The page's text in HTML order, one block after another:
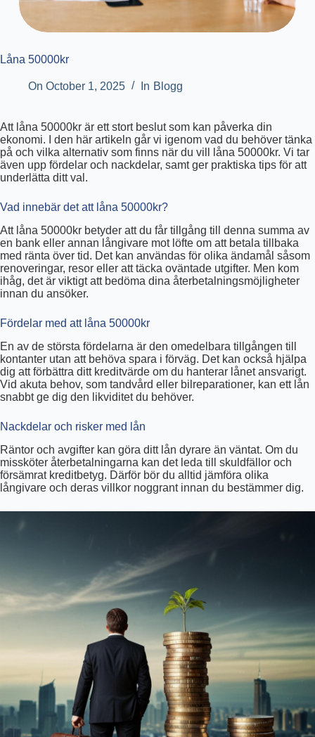
Låna 50000kr
On October 1, 2025 In Blogg
Att låna 50000kr är ett stort beslut som kan påverka din
ekonomi. I den här artikeln går vi igenom vad du behöver tänka
på och vilka alternativ som finns när du vill låna 50000kr. Vi tar
även upp fördelar och nackdelar, samt ger praktiska tips för att
underlätta ditt val.
Vad innebär det att låna 50000kr?
Att låna 50000kr betyder att du får tillgång till denna summa av
en bank eller annan långivare mot löfte om att betala tillbaka
med ränta över tid. Det kan användas för olika ändamål såsom
renoveringar, resor eller att täcka oväntade utgifter. Men kom
ihåg, det är viktigt att bedöma dina återbetalningsmöjligheter
innan du ansöker.
Fördelar med att låna 50000kr
En av de största fördelarna är den omedelbara tillgången till
kontanter utan att behöva spara i förväg. Det kan också hjälpa
dig att förbättra ditt kreditvärde om du hanterar lånet ansvarigt.
Vid akuta behov, som tandvård eller bilreparationer, kan ett lån
snabbt ge dig den likviditet du behöver.
Nackdelar och risker med lån
Räntor och avgifter kan göra ditt lån dyrare än väntat. Om du
missköter återbetalningarna kan det leda till skuldfällor och
försämrat kreditbetyg. Därför bör du alltid jämföra olika
långivare och deras villkor noggrant innan du bestämmer dig.